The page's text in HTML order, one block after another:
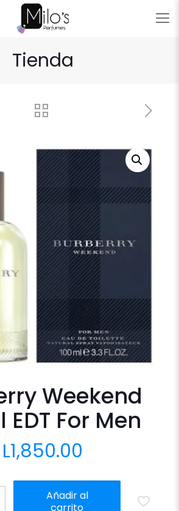
Tienda
Weekend
EDT For Men
L1,850.00
Añadir al
carrito